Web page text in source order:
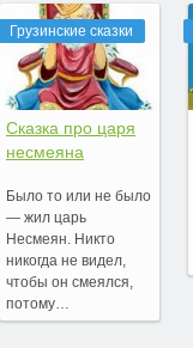
Грузинские сказки
Сказка про царя
несмеяна
Было то или не было
— жил царь
Несмеян. Никто
никогда не видел,
чтобы он смеялся,
потому…